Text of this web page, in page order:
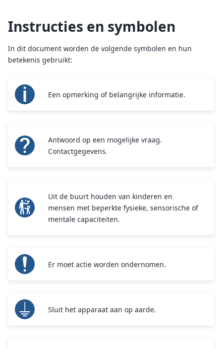
Instructies en symbolen
In dit document worden de volgende symbolen en hun
betekenis gebruikt:
Een opmerking of belangrijke informatie.
Antwoord op een mogelijke vraag.
Contactgegevens.
Uit de buurt houden van kinderen en
mensen met beperkte fysieke, sensorische of
mentale capaciteiten.
Er moet actie worden ondernomen.
Sluit het apparaat aan op aarde.